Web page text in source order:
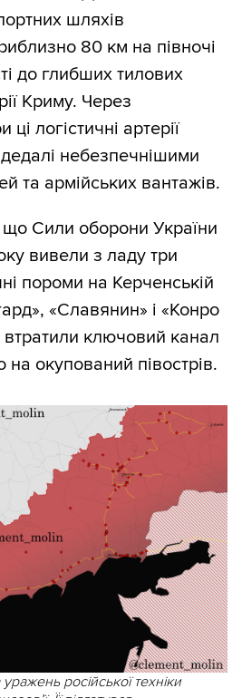
шляхів
80 км на півночі
до глибших тилових
Криму. Через
логістичні артерії
небезпечнішими
та армійських вантажів.
Сили оборони України
вивели з ладу три
пороми на Керченській
«Славянин» і «Конро
втратили ключовий канал
на окупований півострів.
російської техніки